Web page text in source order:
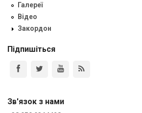
Галереї
Відео
Закордон
Підпишіться
Зв'язок з нами